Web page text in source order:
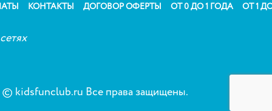
КОНТАКТЫ ДОГОВОР ОФЕРТЫ ОТ 0 ДО 1 ГОДА ОТ 1
© kidsfunclub.ru Все права защищены.